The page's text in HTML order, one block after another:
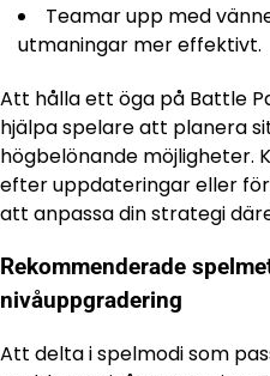
Teamar upp med
utmaningar mer effektivt.
Att hålla ett öga på Battle
hjälpa spelare att planera
högbelönande möjligheter.
efter uppdateringar eller
att anpassa din strategi
Rekommenderade
nivåuppgradering
Att delta i spelmodi som